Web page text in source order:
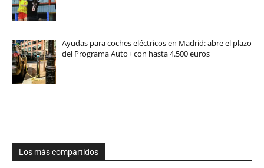
Ayudas para coches eléctricos en Madrid: abre el plazo
del Programa Auto+ con hasta 4.500 euros
Los más compartidos